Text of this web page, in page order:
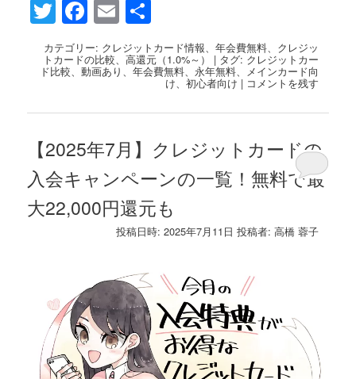
Twitter
Facebook
Email
有
カテゴリー: クレジットカード情報、年会費無料、 クレジッ
トカードの比較、高還元（1.0%～） | タグ: クレジットカー
ド比較、動画あり 、年会費無料、永年無料、 メインカード向
け、初心者向け | コメントを残す
【2025年7月】クレジットカードの
入会キャンペーンの一覧！無料で最
大22,000円還元も
投稿日時:2025年7月11日 投稿者:高橋 蓉子